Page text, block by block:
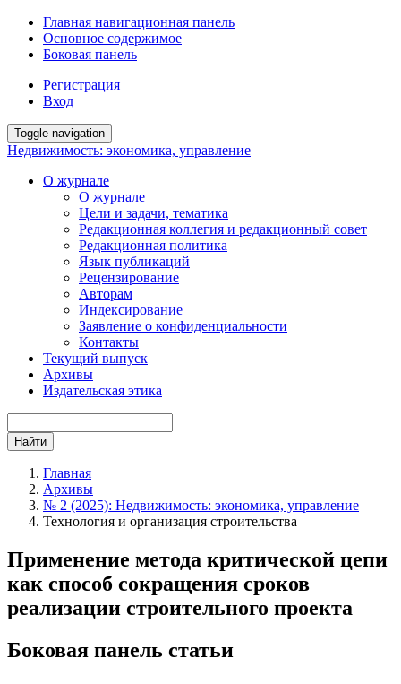
Главная навигационная панель
Основное содержимое
Боковая панель
Регистрация
Вход
Toggle navigation
Недвижимость: экономика, управление
О журнале
О журнале
Цели и задачи, тематика
Редакционная коллегия и редакционный совет
Редакционная политика
Язык публикаций
Рецензирование
Авторам
Индексирование
Заявление о конфиденциальности
Контакты
Текущий выпуск
Архивы
Издательская этика
Найти
Главная
Архивы
№ 2 (2025): Недвижимость: экономика, управление
Технология и организация строительства
Применение метода критической цепи
как способ сокращения сроков
реализации строительного проекта
Боковая панель статьи